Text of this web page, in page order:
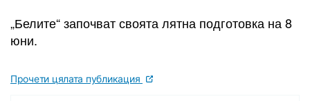
„Белите“ започват своята лятна подготовка на 8
юни.
Прочети цялата публикация